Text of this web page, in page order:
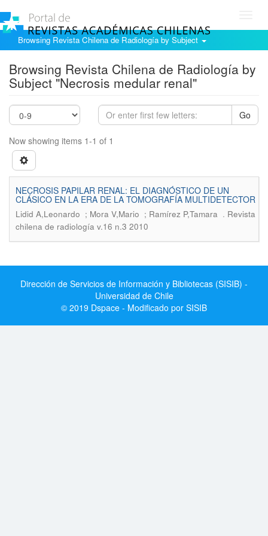
Browsing Revista Chilena de Radiología by Subject
Browsing Revista Chilena de Radiología by
Subject "Necrosis medular renal"
Go
Now showing items 1-1 of 1
NECROSIS PAPILAR RENAL: EL DIAGNÓSTICO DE UN
CLÁSICO EN LA ERA DE LA TOMOGRAFÍA MULTIDETECTOR
Lidid A,Leonardo ; Mora V,Mario ; Ramírez P,Tamara . Revista
chilena de radiología v.16 n.3 2010
Dirección de Servicios de Información y Bibliotecas (SISIB) -
Universidad de Chile
© 2019 Dspace - Modificado por SISIB